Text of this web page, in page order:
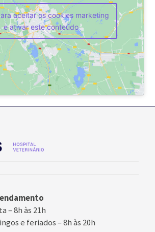
aceitar os cookies marketing
e ativar este conteúdo
–8h às 21h
e feriados–8h às 20h